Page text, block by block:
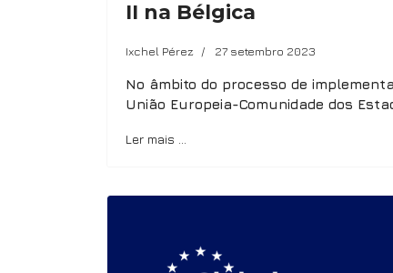
II na Bélgica
Ixchel Pérez 27 setembro 2023
No âmbito do processo de
União Europeia-Comunidade dos
Ler mais …